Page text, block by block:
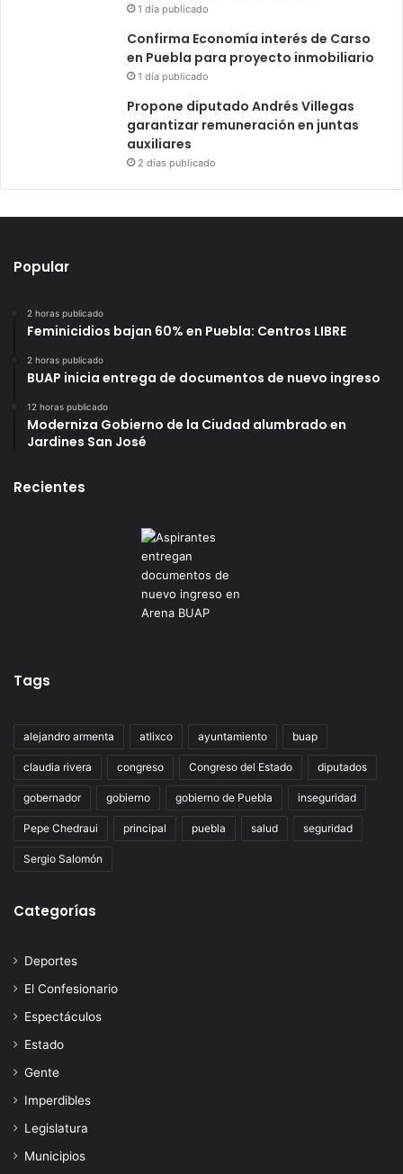
1 día publicado
Confirma Economía interés de Carso
en Puebla para proyecto inmobiliario
1 día publicado
Propone diputado Andrés Villegas
garantizar remuneración en juntas
auxiliares
2 días publicado
Popular
2 horas publicado
Feminicidios bajan 60% en Puebla: Centros LIBRE
2 horas publicado
BUAP inicia entrega de documentos de nuevo ingreso
12 horas publicado
Moderniza Gobierno de la Ciudad alumbrado en
Jardines San José
Recientes
Tags
alejandro armenta atlixco ayuntamiento buap
claudia rivera congreso Congreso del Estado diputados
gobernador gobierno gobierno de Puebla inseguridad
Pepe Chedraui principal puebla salud seguridad
Sergio Salomón
Categorías
Deportes
El Confesionario
Espectáculos
Estado
Gente
Imperdibles
Legislatura
Municipios